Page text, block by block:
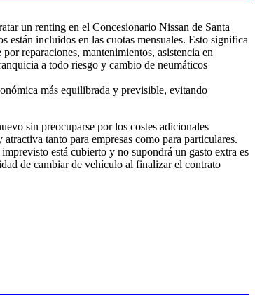
un renting en el Concesionario Nissan de Santa
están incluidos en las cuotas mensuales. Esto significa
reparaciones, mantenimientos, asistencia en
a todo riesgo y cambio de neumáticos
más equilibrada y previsible, evitando
sin preocuparse por los costes adicionales
tanto para empresas como para particulares.
está cubierto y no supondrá un gasto extra es
de cambiar de vehículo al finalizar el contrato